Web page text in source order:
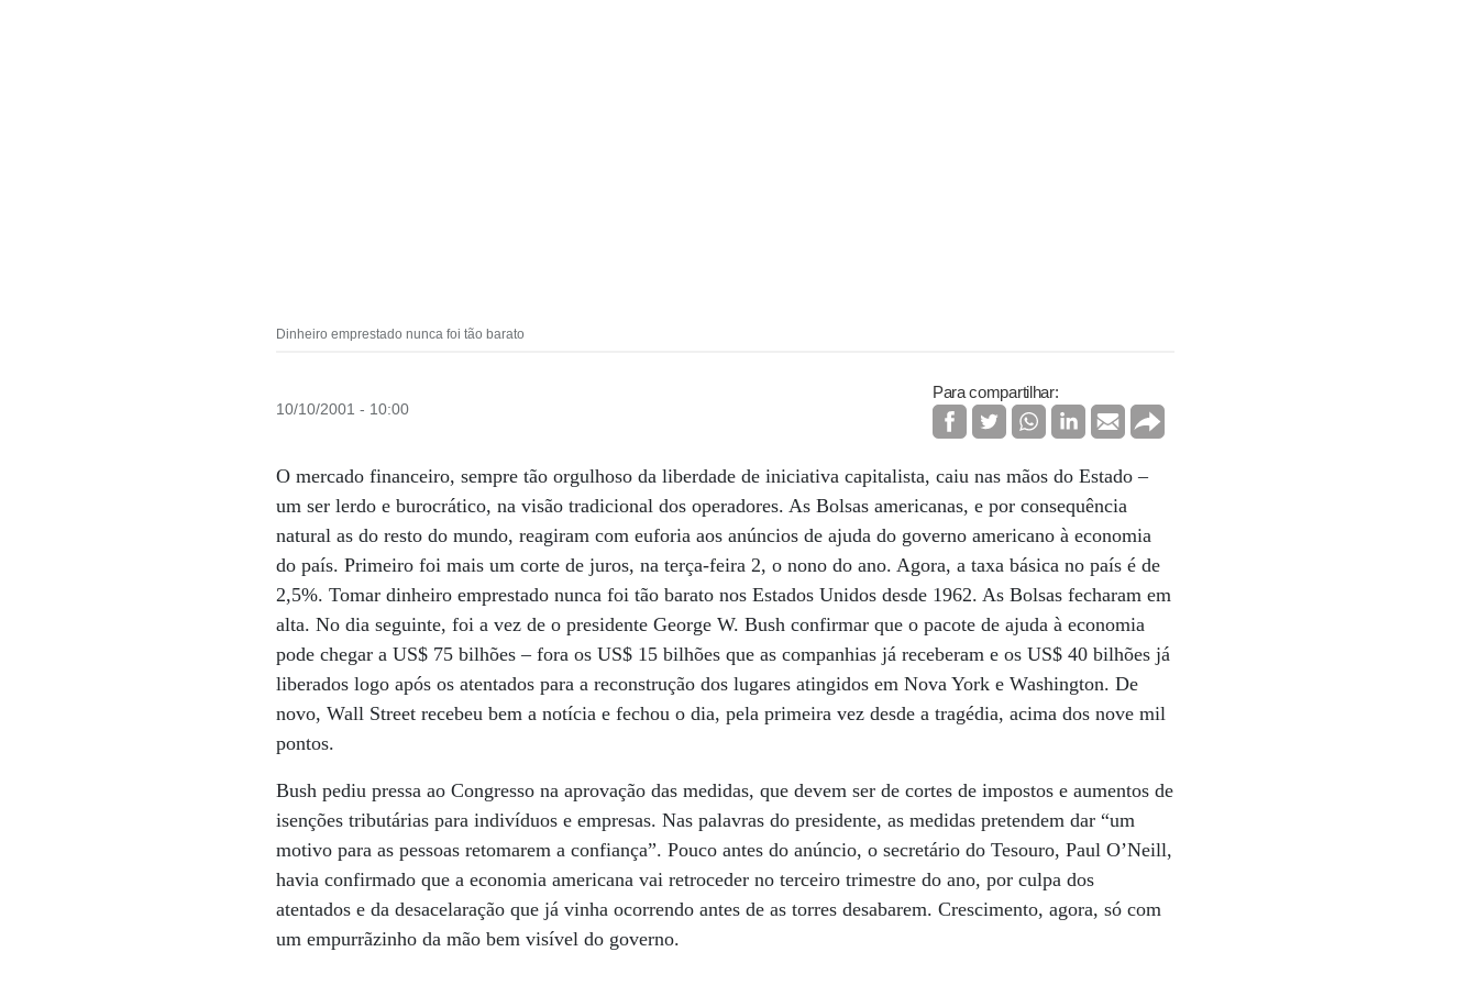
Dinheiro emprestado nunca foi tão barato
10/10/2001 - 10:00
Para compartilhar:
O mercado financeiro, sempre tão orgulhoso da liberdade de iniciativa capitalista, caiu nas mãos do Estado –
um ser lerdo e burocrático, na visão tradicional dos operadores. As Bolsas americanas, e por consequência
natural as do resto do mundo, reagiram com euforia aos anúncios de ajuda do governo americano à economia
do país. Primeiro foi mais um corte de juros, na terça-feira 2, o nono do ano. Agora, a taxa básica no país é de
2,5%. Tomar dinheiro emprestado nunca foi tão barato nos Estados Unidos desde 1962. As Bolsas fecharam em
alta. No dia seguinte, foi a vez de o presidente George W. Bush confirmar que o pacote de ajuda à economia
pode chegar a US$ 75 bilhões – fora os US$ 15 bilhões que as companhias já receberam e os US$ 40 bilhões já
liberados logo após os atentados para a reconstrução dos lugares atingidos em Nova York e Washington. De
novo, Wall Street recebeu bem a notícia e fechou o dia, pela primeira vez desde a tragédia, acima dos nove mil
pontos.
Bush pediu pressa ao Congresso na aprovação das medidas, que devem ser de cortes de impostos e aumentos de
isenções tributárias para indivíduos e empresas. Nas palavras do presidente, as medidas pretendem dar “um
motivo para as pessoas retomarem a confiança”. Pouco antes do anúncio, o secretário do Tesouro, Paul O’Neill,
havia confirmado que a economia americana vai retroceder no terceiro trimestre do ano, por culpa dos
atentados e da desacelaração que já vinha ocorrendo antes de as torres desabarem. Crescimento, agora, só com
um empurrãzinho da mão bem visível do governo.